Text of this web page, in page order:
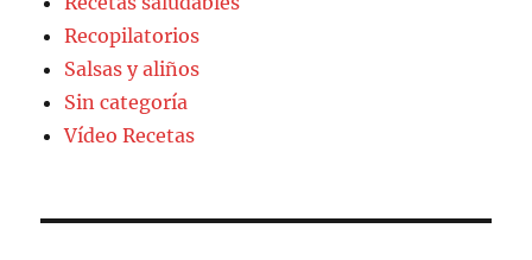
Recopilatorios
Salsas y aliños
Sin categoría
Vídeo Recetas